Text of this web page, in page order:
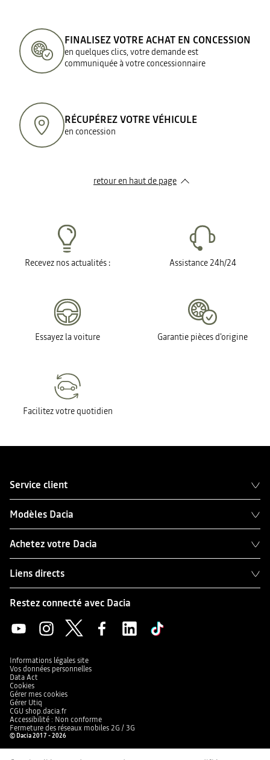
FINALISEZ VOTRE ACHAT EN CONCESSION
en quelques clics, votre demande est
communiquée à votre concessionnaire
RÉCUPÉREZ VOTRE VÉHICULE
en concession
retour en haut de page​
Recevez nos actualités : Assistance 24h/24
Essayez la voiture Garantie pièces d'origine
Facilitez votre quotidien
Service client
Modèles Dacia
Achetez votre Dacia
Liens directs
Restez connecté avec Dacia
Informations légales site
Vos données personnelles
Data Act
Cookies
Gérer mes cookies
Gérer Utiq
CGU shop.dacia.fr
Accessibilité : Non conforme
Fermeture des réseaux mobiles 2G / 3G
© Dacia 2017 - 2026